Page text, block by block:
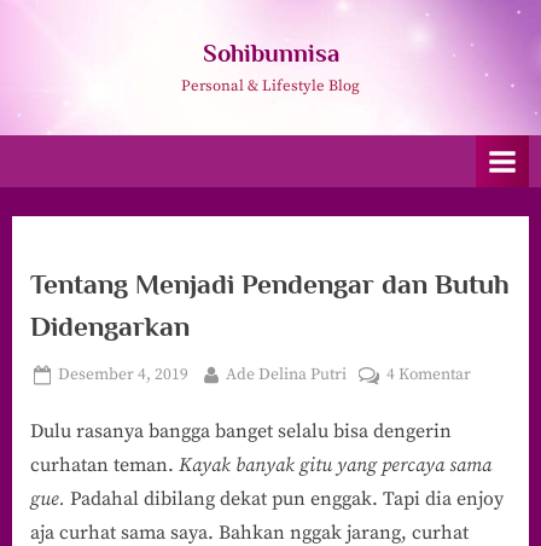
Sohibunnisa
Personal & Lifestyle Blog
Tentang Menjadi Pendengar dan Butuh
Didengarkan
Posted
Desember 4, 2019 By
Ade Delina Putri 4 Komentarpada
Butuh
Dulu rasanya bangga banget selalu bisa dengerin
curhatan teman. Kayak banyak gitu yang percaya sama
gue. Padahal dibilang dekat pun enggak. Tapi dia enjoy
aja curhat sama saya. Bahkan nggak jarang, curhat